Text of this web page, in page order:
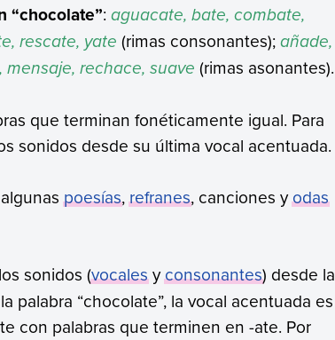
“chocolate”: aguacate, bate, combate,
rescate, yate (rimas consonantes);añade,
rechace, suave (rimas asonantes).
que terminan fonéticamente igual. Para
sonidos desde su última vocal acentuada.
poesías,refranes, canciones yodas
sonidos (vocalesyconsonantes) desde la
palabra “chocolate”, la vocal acentuada es
con palabras que terminen en -ate. Por